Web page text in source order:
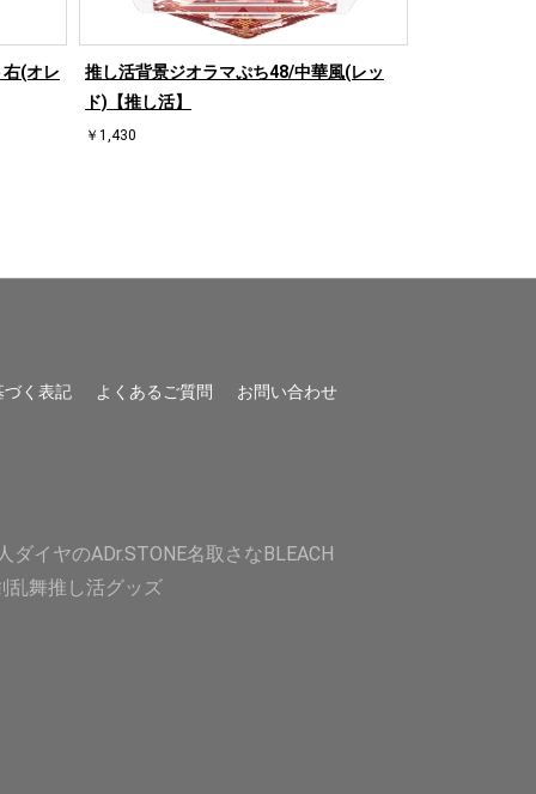
(オレ
推し活背景ジオラマぷち48/中華風(レッ
ド)【推し活】
￥1,430
づく表記 よくあるご質問 お問い合わせ
ダイヤのADr.STONE名取さなBLEACH
乱舞推し活グッズ